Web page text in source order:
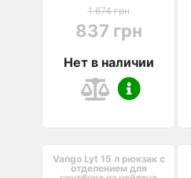
1 674 грн
837 грн
Нет в наличии
Vango Lyt 15 л рюкзак с
отделением для